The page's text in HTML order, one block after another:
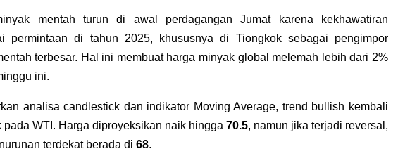
mentah turun di awal perdagangan Jumat karena kekhawatiran
permintaan di tahun 2025, khususnya di Tiongkok sebagai pengimpor
terbesar. Hal ini membuat harga minyak global melemah lebih dari 2%
ini.
analisa candlestick dan indikator Moving Average, trend bullish kembali
pada WTI. Harga diproyeksikan naik hingga 70.5, namun jika terjadi reversal,
terdekat berada di 68.